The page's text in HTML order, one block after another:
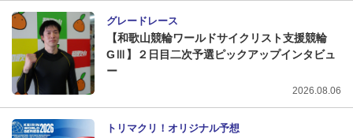
グレードレース
【和歌山競輪ワールドサイクリスト支援競輪
GⅢ】２日目二次予選ピックアップインタビュ
ー
2026.08.06
トリマクリ！オリジナル予想